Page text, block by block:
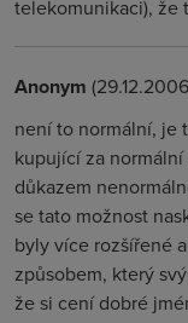
telekomunikaci), že
Anonym
není to normální, je
kupující za
důkazem
se tato možnost
byly více rozšířené
způsobem, který
že si cení dobré